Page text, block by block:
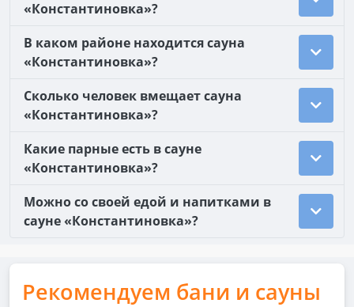
«Константиновка»?
В каком районе находится сауна
«Константиновка»?
Сколько человек вмещает сауна
«Константиновка»?
Какие парные есть в сауне
«Константиновка»?
Можно со своей едой и напитками в
сауне «Константиновка»?
Рекомендуем бани и сауны